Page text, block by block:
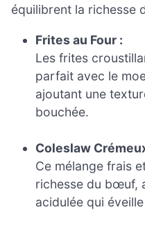
équilibrent la richesse
Frites au Four :
Les frites
parfait avec le
ajoutant une
bouchée.
Coleslaw
Ce mélange frais
richesse du bœuf,
acidulée qui